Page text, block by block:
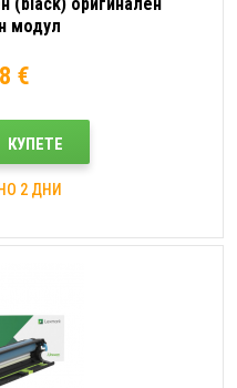
модул
€
КУПЕТЕ
2 ДНИ